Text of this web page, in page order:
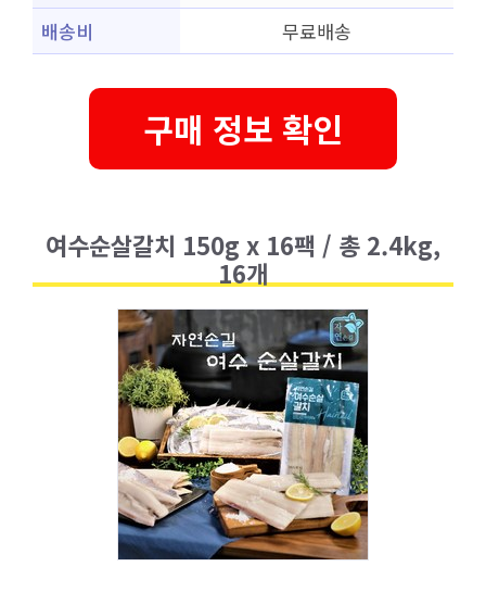
배송비
무료배송
구매 정보 확인
여수순살갈치 150g x 16팩 / 총 2.4kg,
16개